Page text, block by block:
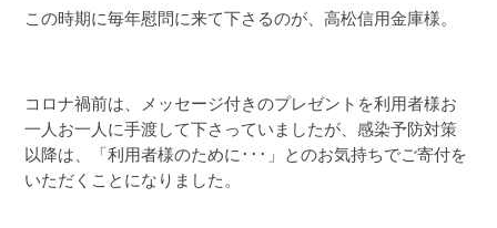
この時期に毎年慰問に来て下さるのが、高松信用金庫様。
コロナ禍前は、メッセージ付きのプレゼントを利用者様お
一人お一人に手渡して下さっていましたが、感染予防対策
以降は、「利用者様のために･･･」とのお気持ちでご寄付を
いただくことになりました。